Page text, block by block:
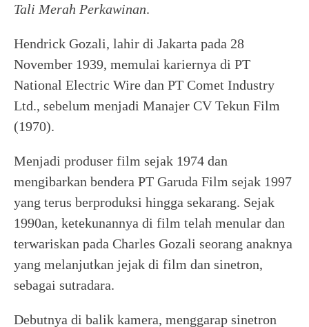
Tali Merah Perkawinan.
Hendrick Gozali, lahir di Jakarta pada 28
November 1939, memulai kariernya di PT
National Electric Wire dan PT Comet Industry
Ltd., sebelum menjadi Manajer CV Tekun Film
(1970).
Menjadi produser film sejak 1974 dan
mengibarkan bendera PT Garuda Film sejak 1997
yang terus berproduksi hingga sekarang. Sejak
1990an, ketekunannya di film telah menular dan
terwariskan pada Charles Gozali seorang anaknya
yang melanjutkan jejak di film dan sinetron,
sebagai sutradara.
Debutnya di balik kamera, menggarap sinetron